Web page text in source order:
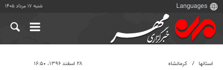
شنبه ۱۷ مرداد ۱۴۰۵
استانها کرمانشاه ۲۸ اسفند ۱۳۹۶، ۱۶:۵۰